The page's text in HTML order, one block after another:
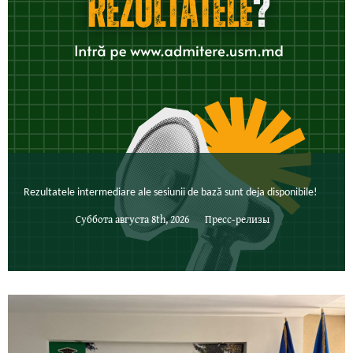
Rezultatele intermediare ale sesiunii de bază sunt deja disponibile!
Суббота августа 8th, 2026 Пресс-релизы